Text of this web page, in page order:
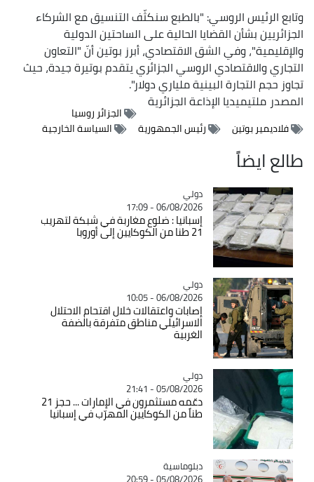
وتابع الرئيس الروسي: "بالطبع سنكثّف التنسيق مع الشركاء
الجزائريين بشأن القضايا الحالية على الساحتين الدولية
والإقليمية"، وفي الشق الاقتصادي، أبرز بوتين أنّ "التعاون
التجاري والاقتصادي الروسي الجزائري يتقدم بوتيرة جيدة، حيث
تجاوز حجم التجارة البينية ملياري دولار".
المصدرملتيميديا الإذاعة الجزائرية
الجزائر روسيا
فلاديمير بوتين
رئيس الجمهورية السياسة الخارجية
طالع ايضاً
Catégorie
دولي
06/08/2026 - 17:09
إسبانيا : ضلوع مغاربة في شبكة لتهريب
21 طنا من الكوكايين إلى أوروبا
Catégorie
دولي
06/08/2026 - 10:05
إصابات واعتقالات خلال اقتحام الاحتلال
الاسرائيلي مناطق متفرقة بالضفة
الغربية
Catégorie
دولي
05/08/2026 - 21:41
دعّمه مستثمرون في الإمارات ... حجز 21
طناً من الكوكايين المهرّب في إسبانيا
Catégorie
دبلوماسية